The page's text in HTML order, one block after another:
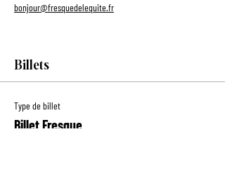
bonjour@fresquedelequite.fr
Billets
Type de billet
Billet Fresque